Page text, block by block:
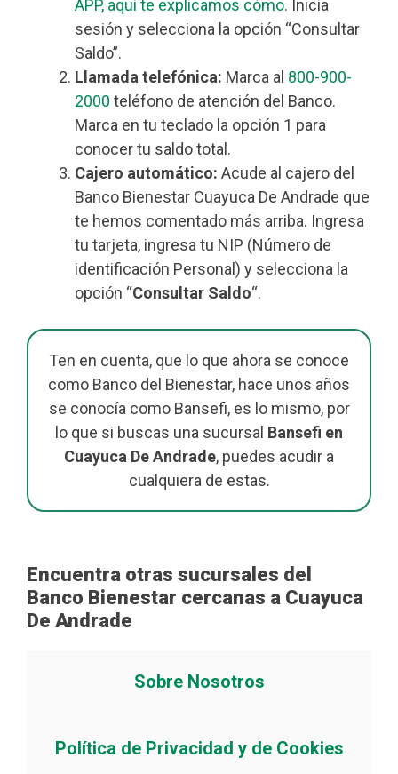
APP, aquí te explicamos cómo. Inicia
sesión y selecciona la opción “Consultar
Saldo”.
Llamada telefónica: Marca al 800-900-
2000 teléfono de atención del Banco.
Marca en tu teclado la opción 1 para
conocer tu saldo total.
Cajero automático: Acude al cajero del
Banco Bienestar Cuayuca De Andrade que
te hemos comentado más arriba. Ingresa
tu tarjeta, ingresa tu NIP (Número de
identificación Personal) y selecciona la
opción “Consultar Saldo“.
Ten en cuenta, que lo que ahora se conoce
como Banco del Bienestar, hace unos años
se conocía como Bansefi, es lo mismo, por
lo que si buscas una sucursal Bansefi en
Cuayuca De Andrade, puedes acudir a
cualquiera de estas.
Encuentra otras sucursales del
Banco Bienestar cercanas a Cuayuca
De Andrade
Sobre Nosotros
Política de Privacidad y de Cookies